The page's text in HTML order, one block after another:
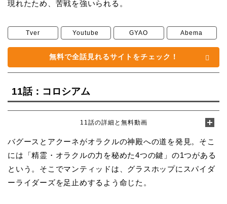
現れたため、苦戦を強いられる。
Tver Youtube GYAO Abema
無料で全話見れるサイトをチェック！
11話：コロシアム
11話の詳細と無料動画
バグースとアクーネがオラクルの神殿への道を発見。そこ
には「精霊・オラクルの力を秘めた4つの鍵」の1つがある
という。そこでマンティッドは、グラスホップにスパイダ
ーライダーズを足止めするよう命じた。